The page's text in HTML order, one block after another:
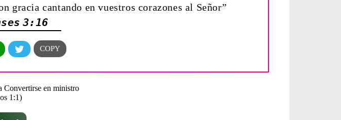
gracia cantando en vuestros corazones al Señor”
3:16